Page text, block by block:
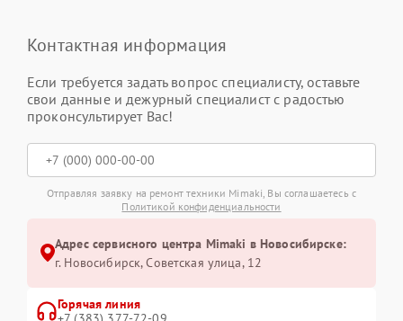
Контактная информация
Если требуется задать вопрос специалисту, оставьте
свои данные и дежурный специалист с радостью
проконсультирует Вас!
Отправляя заявку на ремонт техники Mimaki, Вы соглашаетесь с
Политикой конфиденциальности
Адрес сервисного центра Mimaki в Новосибирске:
г. Новосибирск, Советская улица, 12
Горячая линия